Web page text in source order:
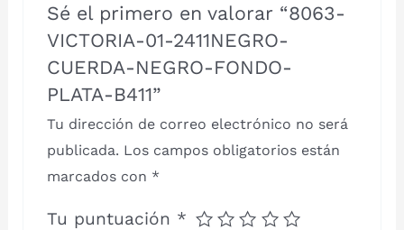
Sé el primero en valorar “8063-
VICTORIA-01-2411NEGRO-
CUERDA-NEGRO-FONDO-
PLATA-B411”
Tu dirección de correo electrónico no será
publicada. Los campos obligatorios están
marcados con *
Tu puntuación *